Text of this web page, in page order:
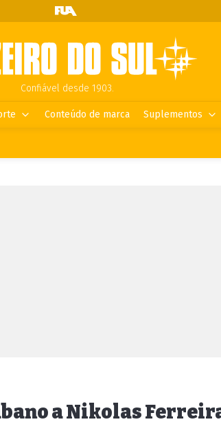
Confiável desde 1903.
Conteúdo de marca Suplementos
a Nikolas